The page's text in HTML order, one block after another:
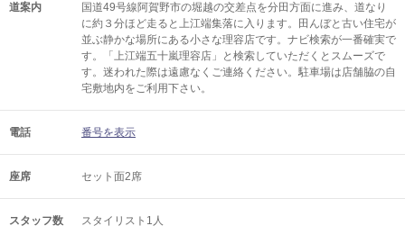
道案内
国道49号線阿賀野市の堀越の交差点を分田方面に進み、道なり
に約３分ほど走ると上江端集落に入ります。田んぼと古い住宅が
並ぶ静かな場所にある小さな理容店です。ナビ検索が一番確実で
す。「上江端五十嵐理容店」と検索していただくとスムーズで
す。迷われた際は遠慮なくご連絡ください。駐車場は店舗脇の自
宅敷地内をご利用下さい。
電話 番号を表示
座席 セット面2席
スタッフ数 スタイリスト1人